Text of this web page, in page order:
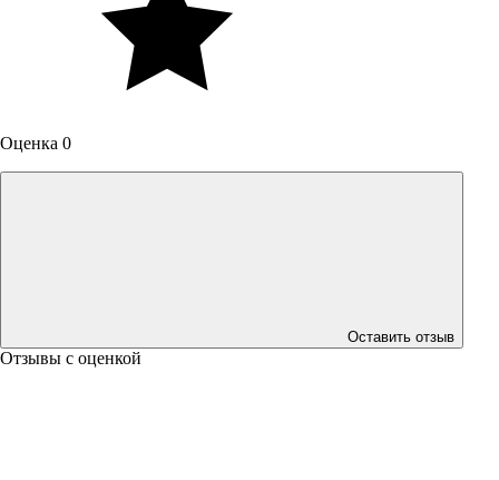
Оценка 0
Оставить отзыв
Отзывы с оценкой